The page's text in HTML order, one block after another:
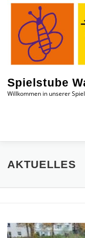
Zum
springen
Spielstube
Willkommen in unserer
DAS SIND WIR
AKTUELLES
A